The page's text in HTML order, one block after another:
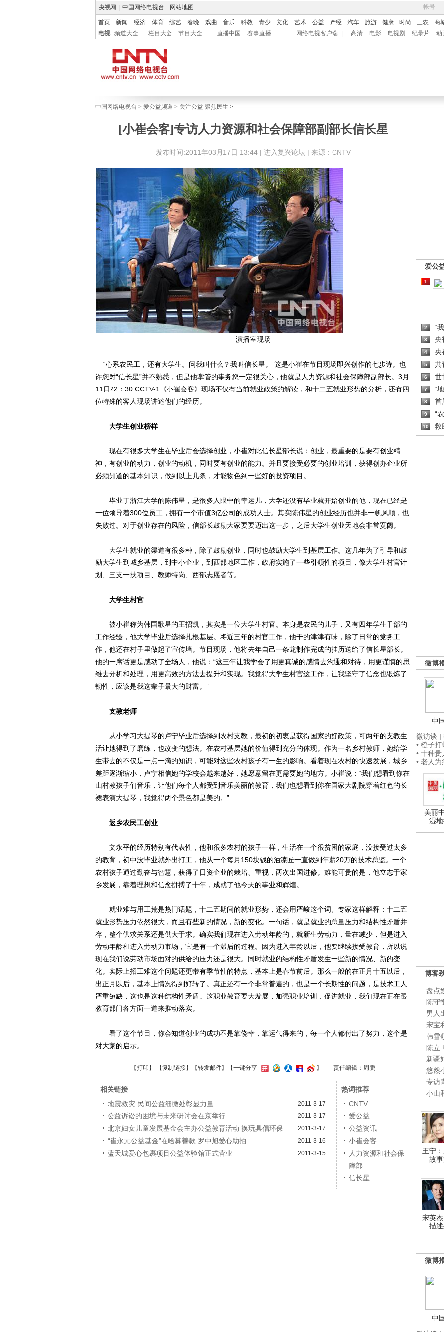
央视网 中国网络电视台 网站地图
首页 新闻 经济 体育 综艺 春晚 戏曲 音乐 科教 青少 文化 艺术 公益 产经 汽车 旅游 健康 时尚 三农 商
电视
频道大全 栏目大全 节目大全 直播中国 赛事直播 网络电视客户端 高清 电影 电视剧 纪录片 动
中国网络电视台 > 爱公益频道 > 关注公益 聚焦民生 >
[小崔会客]专访人力资源和社会保障部副部长信长星
发布时间:2011年03月17日 13:44 | 进入复兴论坛| 来源：CNTV
爱公
1
2 “
3 央
4 央
5 共
6 世
7 “
8 首
9 “
10 救
微博
中
微访谈 |
• 橙子打
• 十种
• 老人
美丽
湿
博客
盘点
陈守
男人
宋宝
韩雪
陈立
新疆
悠然
专访
小山
王宁
故
宋英杰
描
微博
中
演播室现场
“心系农民工，还有大学生。问我叫什么？我叫信长星。”这是小崔在节目现场即兴创作的七步诗。也
许您对“信长星”并不熟悉，但是他掌管的事务您一定很关心，他就是人力资源和社会保障部副部长。3月
11日22：30 CCTV-1《小崔会客》现场不仅有当前就业政策的解读，和十二五就业形势的分析，还有四
位特殊的客人现场讲述他们的经历。
大学生创业榜样
现在有很多大学生在毕业后会选择创业，小崔对此信长星部长说：创业，最重要的是要有创业精
神，有创业的动力，创业的动机，同时要有创业的能力。并且要接受必要的创业培训，获得创办企业所
必须知道的基本知识，做到以上几条，才能物色到一些好的投资项目。
毕业于浙江大学的陈伟星，是很多人眼中的幸运儿，大学还没有毕业就开始创业的他，现在已经是
一位领导着300位员工，拥有一个市值3亿公司的成功人士。其实陈伟星的创业经历也并非一帆风顺，也
失败过。对于创业存在的风险，信部长鼓励大家要要迈出这一步，之后大学生创业天地会非常宽阔。
大学生就业的渠道有很多种，除了鼓励创业，同时也鼓励大学生到基层工作。这几年为了引导和鼓
励大学生到城乡基层，到中小企业，到西部地区工作，政府实施了一些引领性的项目，像大学生村官计
划、三支一扶项目、教师特岗、西部志愿者等。
大学生村官
被小崔称为韩国歌星的王招凯，其实是一位大学生村官。本身是农民的儿子，又有四年学生干部的
工作经验，他大学毕业后选择扎根基层。将近三年的村官工作，他干的津津有味，除了日常的党务工
作，他还在村子里做起了宣传墙。节目现场，他将去年自己一条龙制作完成的挂历送给了信长星部长。
他的一席话更是感动了全场人，他说：“这三年让我学会了用更真诚的感情去沟通和对待，用更谨慎的思
维去分析和处理，用更高效的方法去提升和实现。我觉得大学生村官这工作，让我坚守了信念也锻炼了
韧性，应该是我这辈子最大的财富。”
支教老师
从小学习大提琴的卢宁毕业后选择到农村支教，最初的初衷是获得国家的好政策，可两年的支教生
活让她得到了磨练，也改变的想法。在农村基层她的价值得到充分的体现。作为一名乡村教师，她给学
生带去的不仅是一点一滴的知识，可能对这些农村孩子有一生的影响。看着现在农村的快速发展，城乡
差距逐渐缩小，卢宁相信她的学校会越来越好，她愿意留在更需要她的地方。小崔说：“我们想看到你在
山村教孩子们音乐，让他们每个人都受到音乐美丽的教育，我们也想看到你在国家大剧院穿着红色的长
裙表演大提琴，我觉得两个景色都是美的。”
返乡农民工创业
文永平的经历特别有代表性，他和很多农村的孩子一样，生活在一个很贫困的家庭，没接受过太多
的教育，初中没毕业就外出打工，他从一个每月150块钱的油漆匠一直做到年薪20万的技术总监。一个
农村孩子通过勤奋与智慧，获得了日资企业的栽培、重视，两次出国进修。难能可贵的是，他立志于家
乡发展，靠着理想和信念拼搏了十年，成就了他今天的事业和辉煌。
就业难与用工荒是热门话题，十二五期间的就业形势，还会用严峻这个词。专家这样解释：十二五
就业形势压力依然很大，而且有些新的情况，新的变化。一句话，就是就业的总量压力和结构性矛盾并
存，整个供求关系还是供大于求。确实我们现在进入劳动年龄的，就新生劳动力，量在减少，但是进入
劳动年龄和进入劳动力市场，它是有一个滞后的过程。因为进入年龄以后，他要继续接受教育，所以说
现在我们说劳动市场面对的供给的压力还是很大。同时就业的结构性矛盾发生一些新的情况、新的变
化。实际上招工难这个问题还更带有季节性的特点，基本上是春节前后。那么一般的在正月十五以后，
出正月以后，基本上情况得到好转了。真正还有一个非常普遍的，也是一个长期性的问题，是技术工人
严重短缺，这也是这种结构性矛盾。这职业教育要大发展，加强职业培训，促进就业，我们现在正在跟
教育部门各方面一道来推动落实。
看了这个节目，你会知道创业的成功不是靠侥幸，靠运气得来的，每一个人都付出了努力，这个是
对大家的启示。
【打印 】 【复制链接】【转发邮件】 【一键分享 】 责任编辑：周鹏
相关链接
地震救灾 民间公益细微处彰显力量
2011-3-17
公益诉讼的困境与未来研讨会在京举行 2011-3-17
北京妇女儿童发展基金会主办公益教育活动 换玩具倡环保 2011-3-17
“崔永元公益基金”在哈募善款 罗中旭爱心助拍 2011-3-16
蓝天城爱心包裹项目公益体验馆正式营业 2011-3-15
热词推荐
CNTV
爱公益
公益资讯
小崔会客
人力资源和社会保
障部
信长星